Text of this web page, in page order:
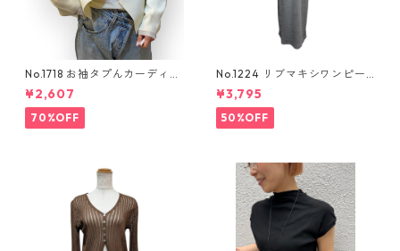
No.1718 お袖タプんカーディガ
ン
¥2,607
70%OFF
No.1224 リブマキシワンピー
ス
¥3,795
50%OFF